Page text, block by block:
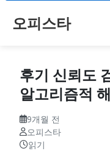
오피스타
후기 신뢰도
알고리즘적
9개월 전
오피스타
읽기